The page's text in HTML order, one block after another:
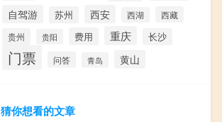
自驾游
苏州 西安 西湖 西藏
贵州 贵阳 费用 重庆 长沙
门票 问答 青岛 黄山
猜你想看的文章